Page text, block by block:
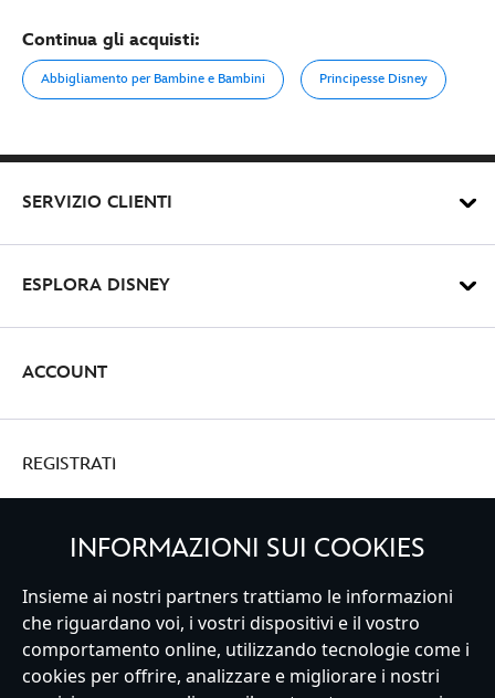
Continua gli acquisti:
Abbigliamento per Bambine e Bambini Principesse Disney
SERVIZIO CLIENTI
ESPLORA DISNEY
ACCOUNT
REGISTRATI
Italy
Servizio Clienti Termini d'Uso Trova Negozio Mappa del Sito
INFORMAZIONI SUI COOKIES
Insieme ai nostri partners trattiamo le informazioni
che riguardano voi, i vostri dispositivi e il vostro
comportamento online, utilizzando tecnologie come i
cookies per offrire, analizzare e migliorare i nostri